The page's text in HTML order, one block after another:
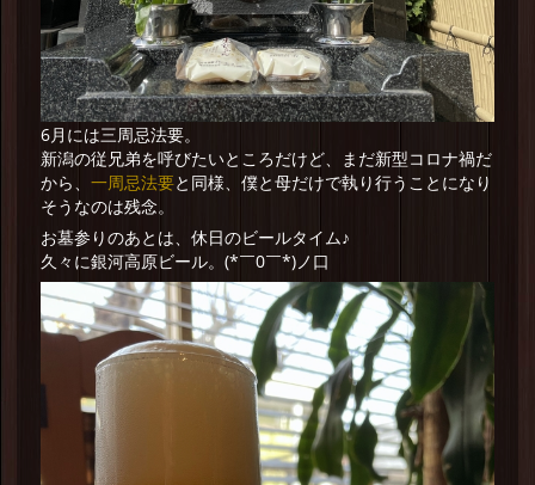
6月には三周忌法要。
新潟の従兄弟を呼びたいところだけど、まだ新型コロナ禍だ
から、 一周忌法要と同様、僕と母だけで執り行うことになり
そうなのは残念。
お墓参りのあとは、休日のビールタイム♪
久々に銀河高原ビール。(*￣0￣*)ノ口